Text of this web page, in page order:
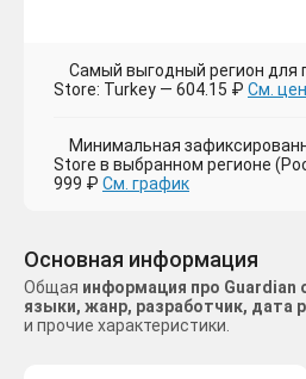
Самый выгодный регион для
Store: Turkey — 604.15 ₽ См.
Минимальная
Store в выбранном регионе
999 ₽ См. график
Основная информация
Общая информация про Guardian
языки, жанр, разработчик, дата
и прочие характеристики.